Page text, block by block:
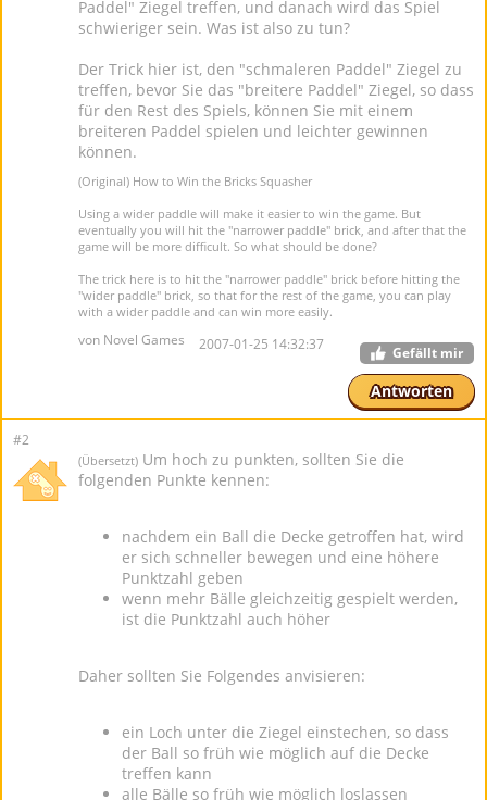
Paddel" Ziegel treffen, und danach wird das Spiel
schwieriger sein. Was ist also zu tun?
Der Trick hier ist, den "schmaleren Paddel" Ziegel zu
treffen, bevor Sie das "breitere Paddel" Ziegel, so dass
für den Rest des Spiels, können Sie mit einem
breiteren Paddel spielen und leichter gewinnen
können.
(Original) How to Win the Bricks Squasher
Using a wider paddle will make it easier to win the game. But
eventually you will hit the "narrower paddle" brick, and after that the
game will be more difficult. So what should be done?
The trick here is to hit the "narrower paddle" brick before hitting the
"wider paddle" brick, so that for the rest of the game, you can play
with a wider paddle and can win more easily.
von Novel Games 2007-01-25 14:32:37 Gefällt mir
Antworten
#2
(Übersetzt) Um hoch zu punkten, sollten Sie die
folgenden Punkte kennen:
nachdem ein Ball die Decke getroffen hat, wird
er sich schneller bewegen und eine höhere
Punktzahl geben
wenn mehr Bälle gleichzeitig gespielt werden,
ist die Punktzahl auch höher
Daher sollten Sie Folgendes anvisieren:
ein Loch unter die Ziegel einstechen, so dass
der Ball so früh wie möglich auf die Decke
treffen kann
alle Bälle so früh wie möglich loslassen